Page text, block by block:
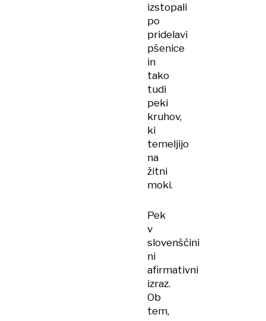
izstopali
po
pridelavi
pšenice
in
tako
tudi
peki
kruhov,
ki
temeljijo
na
žitni
moki.
Pek
v
slovenščini
ni
afirmativni
izraz.
Ob
tem,